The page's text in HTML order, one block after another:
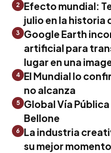
2
Efecto mundial:
julio en la historia
3
Google Earth
artificial para
lugar en una
4 El Mundial lo
no alcanza
5
Global Vía
Bellone
6
La industria
su mejor